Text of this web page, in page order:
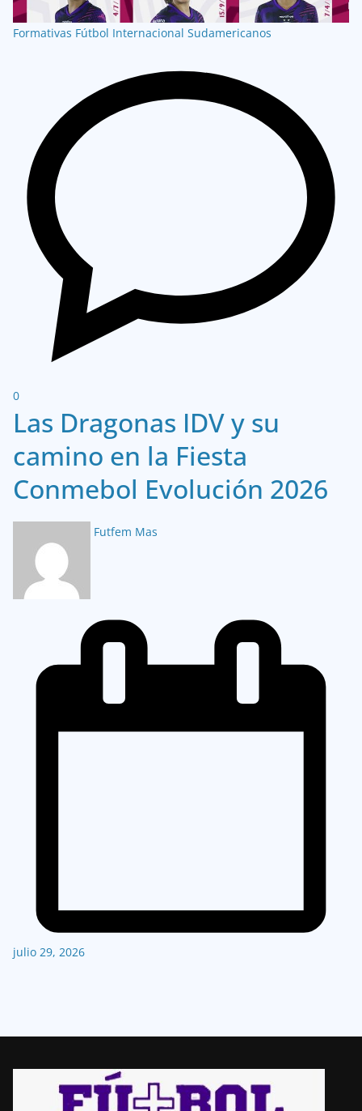
Formativas Fútbol Internacional Sudamericanos
0
Las Dragonas IDV y su
camino en la Fiesta
Conmebol Evolución 2026
Futfem Mas
julio 29, 2026